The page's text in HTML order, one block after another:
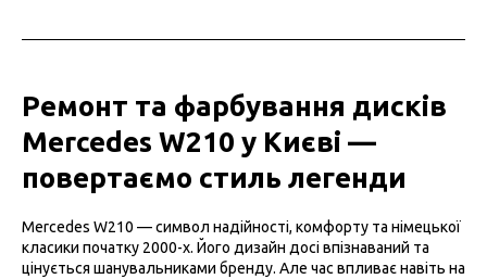
Ремонт та фарбування дисків
Mercedes W210 у Києві —
повертаємо стиль легенди
Mercedes W210 — символ надійності, комфорту та німецької
класики початку 2000-х. Його дизайн досі впізнаваний та
цінується шанувальниками бренду. Але час впливає навіть на